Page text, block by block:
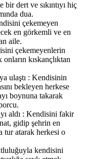
dert ve sıkıntıyı hiç
dua.
çekemeyen
en görkemli ve en
aile.
çekemeyenlerin
kıskançlıktan
ulaştı : Kendisinin
bekleyen herkese
boynuna takarak
aldı : Kendisini fakir
gidip şehrin en
tur atarak herkesi o
kendisini